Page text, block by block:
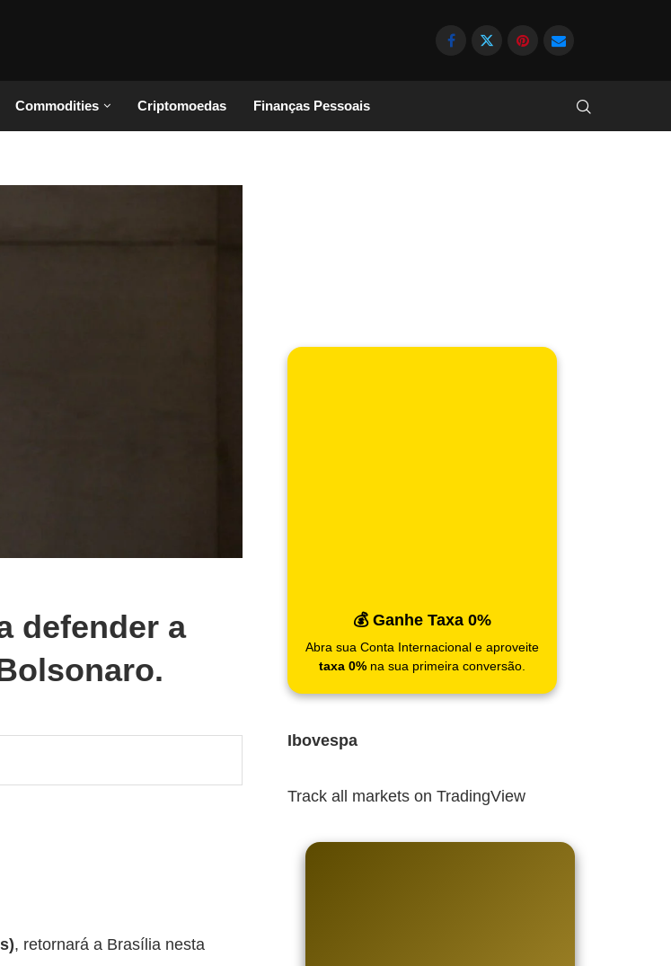
Commodities Criptomoedas Finanças Pessoais
defender a
, retornará a Brasília nesta
💰 Ganhe Taxa 0%
Abra sua Conta Internacional e aproveite
taxa 0% na sua primeira conversão.
Ibovespa
Track all markets on TradingView